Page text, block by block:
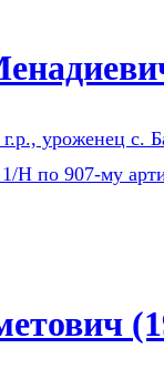
уроженец
Н по 907-му